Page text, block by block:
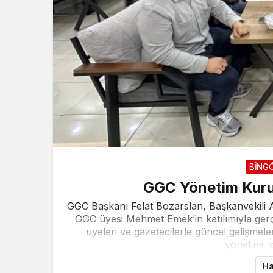
GGC Yönetim
GGC Başkanı Felat Bozarslan,
GGC üyesi Mehmet Emek’in katılımıyla
üyeleri ve gazetecilerle güncel
yönetimi,